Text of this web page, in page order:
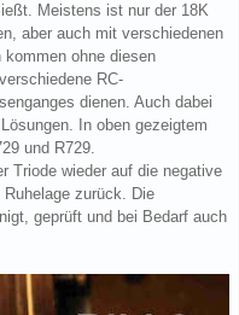
Meistens ist nur der 18K
aber auch mit verschiedenen
ohne diesen
RC-
dienen. Auch dabei
In oben gezeigtem
und R729.
Triode wieder auf die negative
zurück. Die
geprüft und bei Bedarf auch